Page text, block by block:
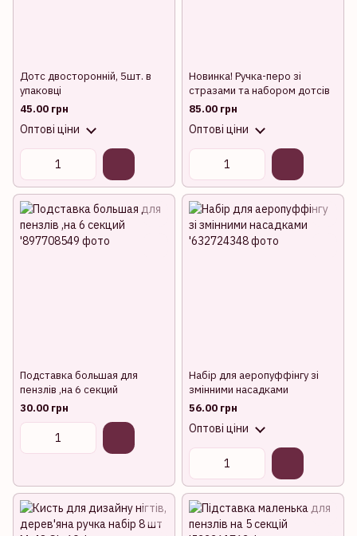
Дотс двосторонній, 5шт. в
упаковці
45.00 грн
Оптові ціни
Новинка! Ручка-перо зі
стразами та набором дотсів
85.00 грн
Оптові ціни
Подставка большая для
пензлів ,на 6 секций
30.00 грн
Набір для аеропуффінгу зі
змінними насадками
56.00 грн
Оптові ціни